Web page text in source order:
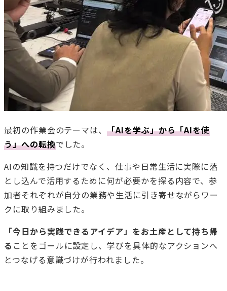
最初の作業会のテーマは、「AIを学ぶ」から「AIを使
う」への転換でした。
AIの知識を持つだけでなく、仕事や日常生活に実際に落
とし込んで活用するために何が必要かを探る内容で、参
加者それぞれが自分の業務や生活に引き寄せながらワー
クに取り組みました。
「今日から実践できるアイデア」をお土産として持ち帰
る ことをゴールに設定し、学びを具体的なアクションへ
とつなげる意識づけが行われました。